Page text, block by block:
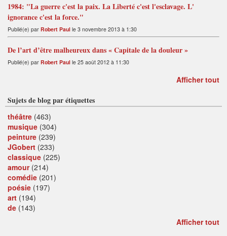
1984: "La guerre c'est la paix. La Liberté c'est l'esclavage. L'
ignorance c'est la force."
Publié(e) par Robert Paul le 3 novembre 2013 à 1:30
De l’art d’être malheureux dans « Capitale de la douleur »
Publié(e) par Robert Paul le 25 août 2012 à 11:30
Afficher tout
Sujets de blog par étiquettes
théâtre (463)
musique (304)
peinture (239)
JGobert (233)
classique (225)
amour(214)
comédie (201)
poésie (197)
art (194)
de (143)
Afficher tout